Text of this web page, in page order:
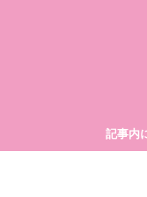
記事内